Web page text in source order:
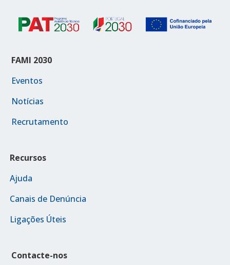
FAMI 2030
Eventos
Notícias
Recrutamento
Recursos
Ajuda
Canais de Denúncia
Ligações Úteis
Contacte-nos